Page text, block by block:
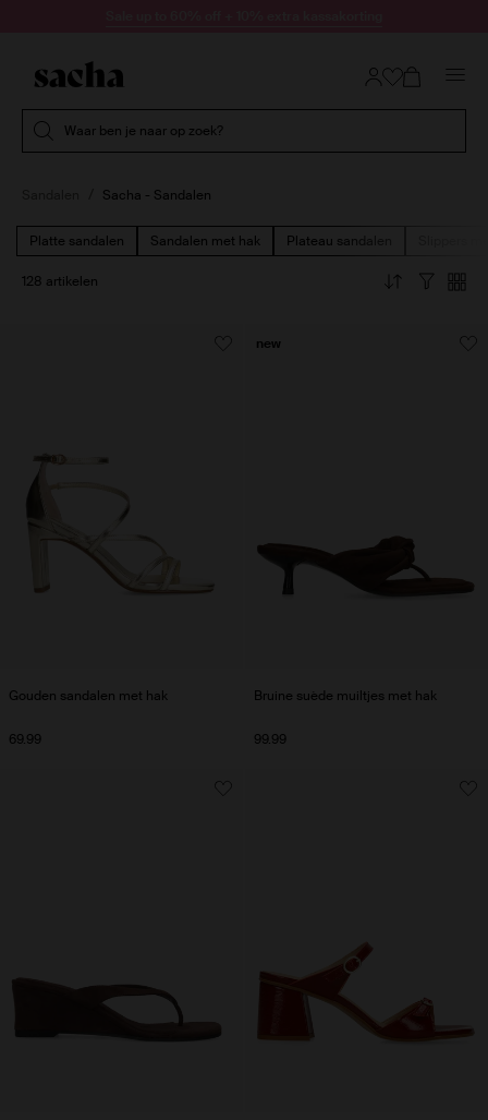
Waar ben je naar op zoek?
Sacha - Sandalen
Platte sandalen Sandalen met hak Plateau sandalen
128 artikelen
Gouden sandalen met hak
69.99
Bruine suède muiltjes met hak
99.99
new